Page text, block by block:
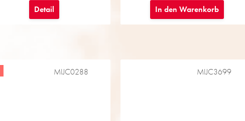
Detail In den Warenkorb
MIJC0288 MIJC3699